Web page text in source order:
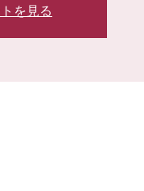
を見る